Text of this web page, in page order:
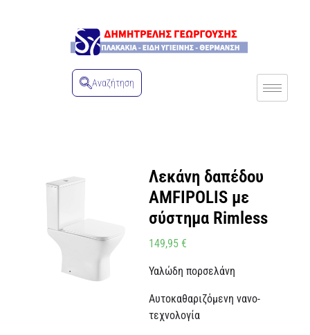
Αναζήτηση
Λεκάνη δαπέδου
AMFIPOLIS με
σύστημα Rimless
149,95 €
Υαλώδη πορσελάνη
Αυτοκαθαριζόμενη νανο-
τεχνολογία